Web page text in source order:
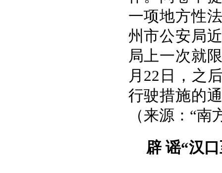
一项地方性
州市公安局
局上一次就
月22日，之
行驶措施的
（来源：“
辟 谣“汉